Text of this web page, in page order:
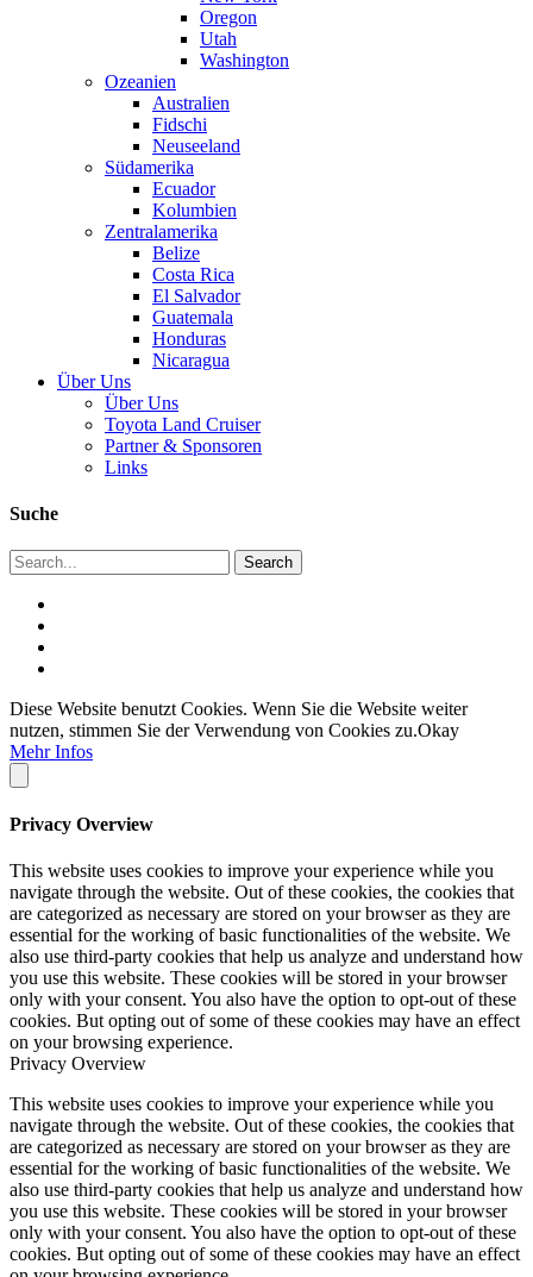
Oregon
Utah
Washington
Ozeanien
Australien
Fidschi
Neuseeland
Südamerika
Ecuador
Kolumbien
Zentralamerika
Belize
Costa Rica
El Salvador
Guatemala
Honduras
Nicaragua
Über Uns
Über Uns
Toyota Land Cruiser
Partner & Sponsoren
Links
Suche
Diese Website benutzt Cookies. Wenn Sie die Website weiter
nutzen, stimmen Sie der Verwendung von Cookies zu.Okay
Mehr Infos
Privacy Overview
This website uses cookies to improve your experience while you
navigate through the website. Out of these cookies, the cookies that
are categorized as necessary are stored on your browser as they are
essential for the working of basic functionalities of the website. We
also use third-party cookies that help us analyze and understand how
you use this website. These cookies will be stored in your browser
only with your consent. You also have the option to opt-out of these
cookies. But opting out of some of these cookies may have an effect
on your browsing experience.
Privacy Overview
This website uses cookies to improve your experience while you
navigate through the website. Out of these cookies, the cookies that
are categorized as necessary are stored on your browser as they are
essential for the working of basic functionalities of the website. We
also use third-party cookies that help us analyze and understand how
you use this website. These cookies will be stored in your browser
only with your consent. You also have the option to opt-out of these
cookies. But opting out of some of these cookies may have an effect